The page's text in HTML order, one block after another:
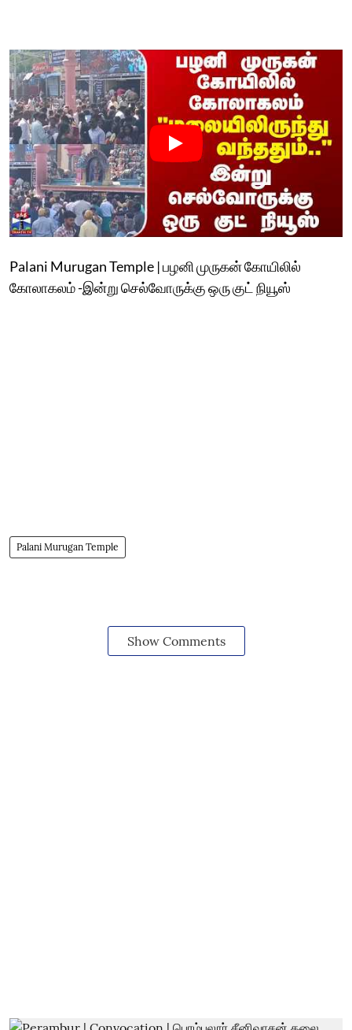
Palani Murugan Temple | பழனி முருகன் கோயிலில்
கோலாகலம் -இன்று செல்வோருக்கு ஒரு குட் நியூஸ்
Palani Murugan Temple
Show Comments